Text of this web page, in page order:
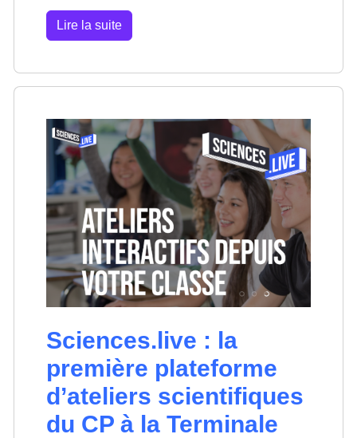
Lire la suite
Sciences.live : la
première plateforme
d’ateliers scientifiques
du CP à la Terminale